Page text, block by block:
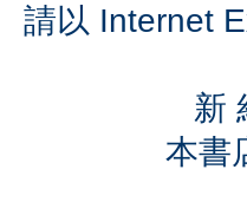
請以 Internet
新
本書